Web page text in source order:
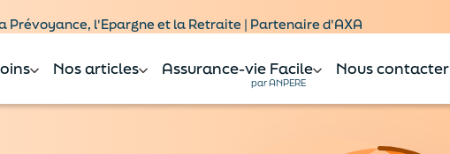
Prévoyance, l'Epargne et la Retraite | Partenaire d'AXA
Nos articles Assurance-vie Facile
par ANPERE
Nous contacter